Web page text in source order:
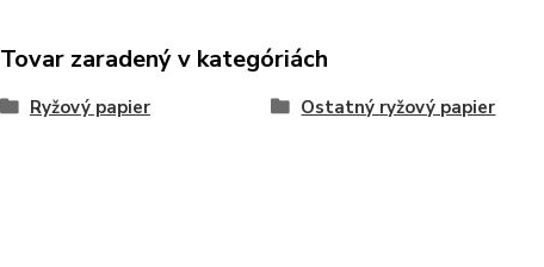
Tovar zaradený v kategóriách
Ryžový papier Ostatný ryžový papier